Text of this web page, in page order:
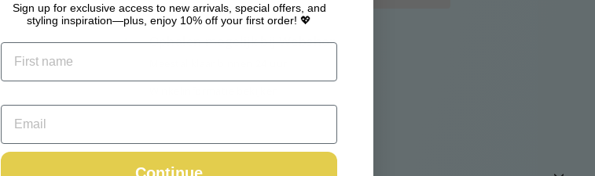
Ophalen mogelijk bijWebshop
Sign up for exclusive access to new arrivals, special offers, and
styling inspiration—plus, enjoy 10% off your first order! 💖
Continue